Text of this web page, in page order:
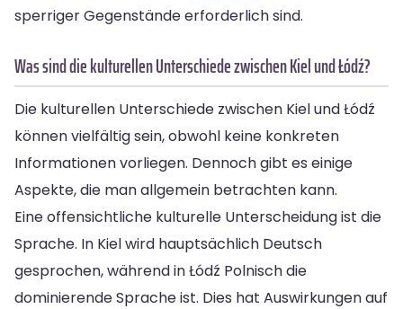
sperriger Gegenstände erforderlich sind.
Was sind die kulturellen Unterschiede zwischen Kiel und Łódź?
Die kulturellen Unterschiede zwischen Kiel und Łódź
können vielfältig sein, obwohl keine konkreten
Informationen vorliegen. Dennoch gibt es einige
Aspekte, die man allgemein betrachten kann.
Eine offensichtliche kulturelle Unterscheidung ist die
Sprache. In Kiel wird hauptsächlich Deutsch
gesprochen, während in Łódź Polnisch die
dominierende Sprache ist. Dies hat Auswirkungen auf